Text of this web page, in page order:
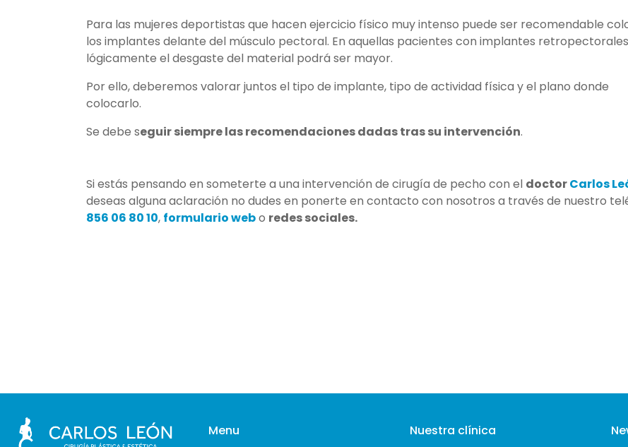
Para las mujeres deportistas que hacen ejercicio físico muy intenso puede ser recomendable
los implantes delante del músculo pectoral. En aquellas pacientes con implantes
lógicamente el desgaste del material podrá ser mayor.
Por ello, deberemos valorar juntos el tipo de implante, tipo de actividad física y el plano donde
colocarlo.
Se debe seguir siempre las recomendaciones dadas tras su intervención.
Si estás pensando en someterte a una intervención de cirugía de pecho con el doctorCarlos
deseas alguna aclaración no dudes en ponerte en contacto con nosotros a través de nuestro
856 06 80 10, formulario webo redes sociales.
Menu Nuestra clínica